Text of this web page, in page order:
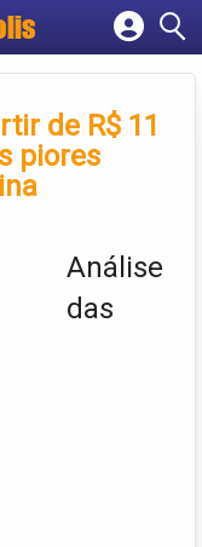
de R$ 11
piores
Análise
das